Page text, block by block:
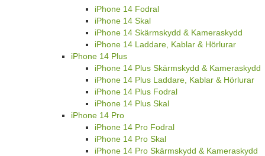
iPhone 14 Fodral
iPhone 14 Skal
iPhone 14 Skärmskydd & Kameraskydd
iPhone 14 Laddare, Kablar & Hörlurar
iPhone 14 Plus
iPhone 14 Plus Skärmskydd & Kameraskydd
iPhone 14 Plus Laddare, Kablar & Hörlurar
iPhone 14 Plus Fodral
iPhone 14 Plus Skal
iPhone 14 Pro
iPhone 14 Pro Fodral
iPhone 14 Pro Skal
iPhone 14 Pro Skärmskydd & Kameraskydd